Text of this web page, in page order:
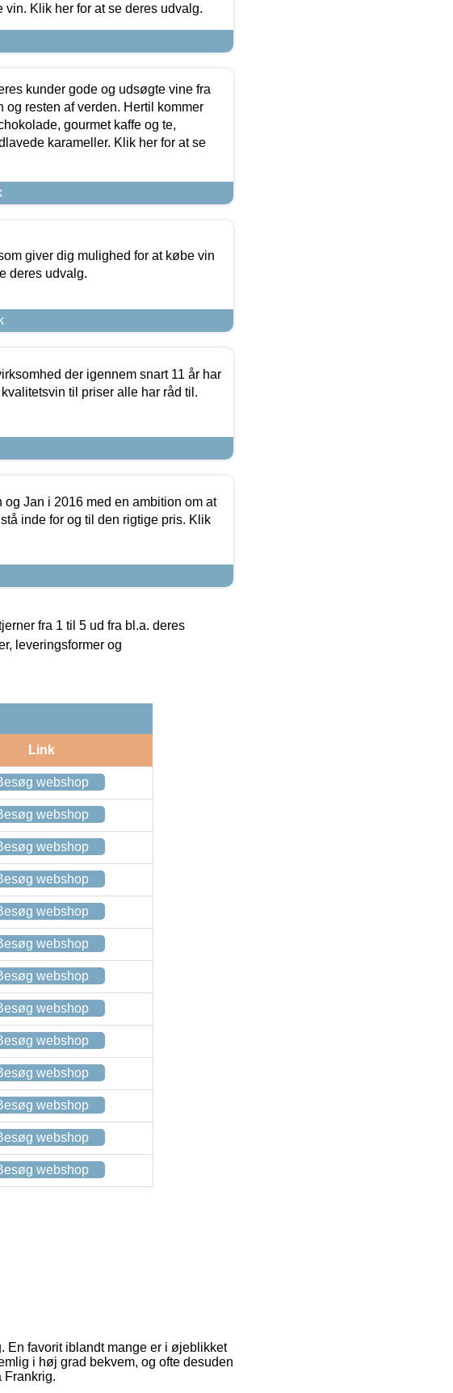
Klik her for at se deres udvalg.
kunder gode og udsøgte vine fra
og resten af verden. Hertil kommer
gourmet kaffe og te,
karameller. Klik her for at se
giver dig mulighed for at købe vin
deres udvalg.
der igennem snart 11 år har
til priser alle har råd til.
Jan i 2016 med en ambition om at
inde for og til den rigtige pris. Klik
fra 1 til 5 ud fra bl.a. deres
leveringsformer og
Link
webshop
webshop
webshop
webshop
webshop
webshop
webshop
webshop
webshop
webshop
webshop
webshop
webshop
En favorit iblandt mange er i øjeblikket
i høj grad bekvem, og ofte desuden
Frankrig.